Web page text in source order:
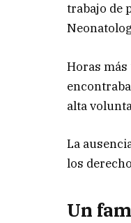
trabajo de
Horas más
alta
La
los
Un